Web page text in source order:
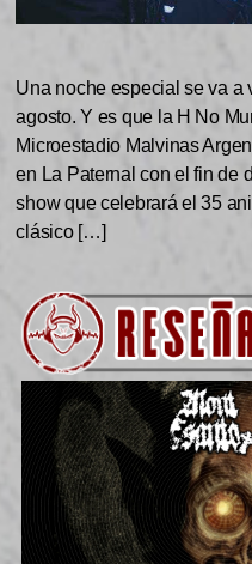
Una noche especial se va a
agosto. Y es que la H No
Microestadio Malvinas
en La Paternal con el fin de
show que celebrará el 35
clásico […]